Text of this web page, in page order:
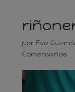
por Eva
Comentarios